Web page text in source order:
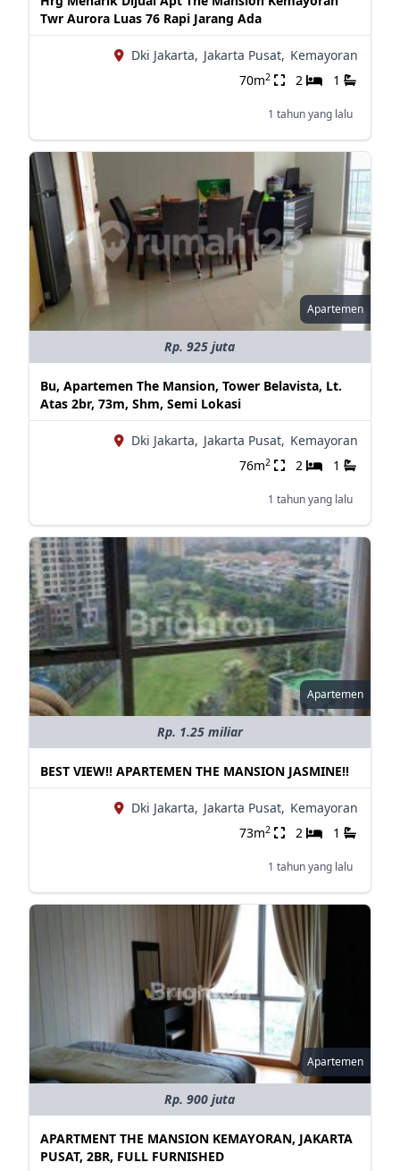
Twr Aurora Luas 76 Rapi Jarang Ada
Dki Jakarta, Jakarta Pusat, Kemayoran
70m2 2 1
1 tahun yang lalu
Apartemen
Rp. 925 juta
Bu, Apartemen The Mansion, Tower Belavista, Lt.
Atas 2br, 73m, Shm, Semi Lokasi
Dki Jakarta, Jakarta Pusat, Kemayoran
76m2 2 1
1 tahun yang lalu
Apartemen
Rp. 1.25 miliar
BEST VIEW!! APARTEMEN THE MANSION JASMINE!!
Dki Jakarta, Jakarta Pusat, Kemayoran
73m2 2 1
1 tahun yang lalu
Apartemen
Rp. 900 juta
APARTMENT THE MANSION KEMAYORAN, JAKARTA
PUSAT, 2BR, FULL FURNISHED